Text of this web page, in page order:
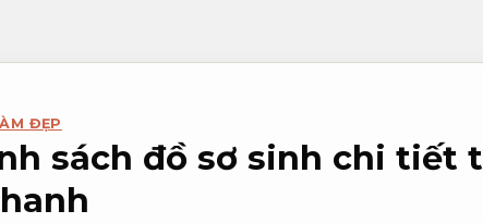
ĐẸP
sách đồ sơ sinh chi tiết